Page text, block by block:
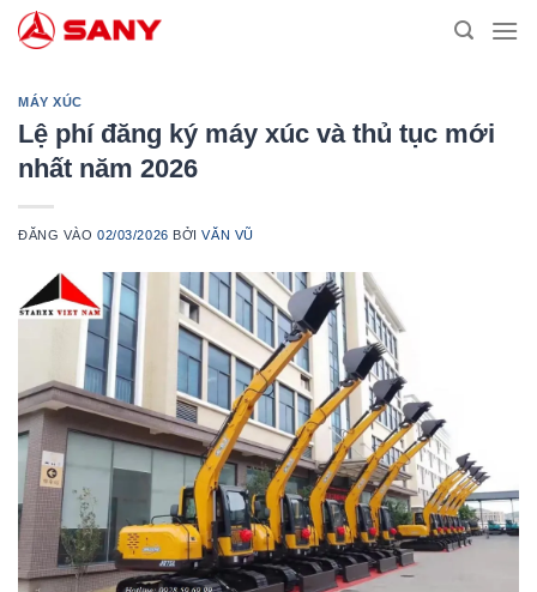
Bỏ
qua
dungMÁY XÚC
Lệ phí đăng ký máy xúc và thủ tục mới
nhất năm 2026
ĐĂNG VÀO02/03/2026 BỞIVĂN VŨ